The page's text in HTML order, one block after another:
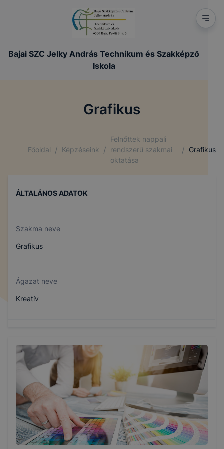
Bajai SZC Jelky András Technikum és Szakképző
Iskola
Grafikus
Főoldal / Képzéseink /
Felnőttek nappali
rendszerű szakmai
oktatása
/ Grafikus
ÁLTALÁNOS ADATOK
Szakma neve
Grafikus
Ágazat neve
Kreatív
502131609
Képzés időtartama
5 év
Választható szakmairányok: